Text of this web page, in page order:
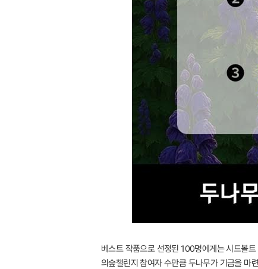
베스트 작품으로 선정된 100명에게는 시드볼
의숲챌린지 참여자 수만큼 두나무가 기금을 마